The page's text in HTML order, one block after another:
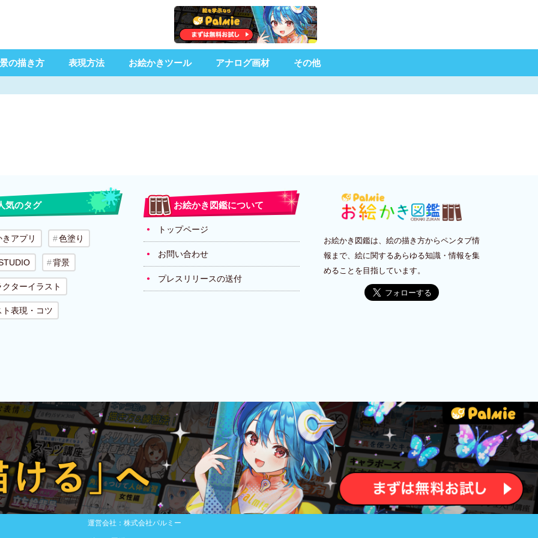
の描き方 表現方法 お絵かきツール アナログ画材 その他
気のタグ
アプリ 色塗り
背景
ターイラスト
ト表現・コツ
お絵かき図鑑について
トップページ
お問い合わせ
プレスリリースの送付
お絵かき図鑑は、絵の描き方からペンタブ情
報まで、絵に関するあらゆる知識・情報を集
めることを目指しています。
運営会社：株式会社パルミー